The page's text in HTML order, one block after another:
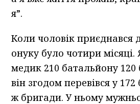
я”.
Коли чоловік приєднався
онуку було чотири
медик 210 батальйону
він згодом перевівся у 172
ж бригади. У ньому